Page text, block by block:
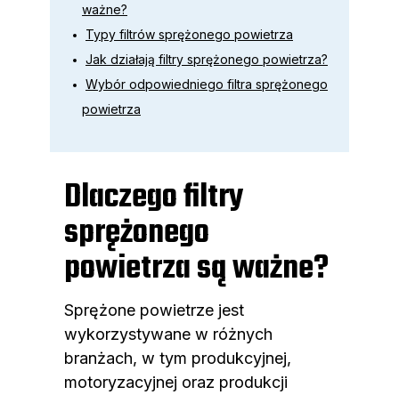
ważne?
Typy filtrów sprężonego powietrza
Jak działają filtry sprężonego powietrza?
Wybór odpowiedniego filtra sprężonego
powietrza
Dlaczego filtry
sprężonego
powietrza są ważne?
Sprężone powietrze jest
wykorzystywane w różnych
branżach, w tym produkcyjnej,
motoryzacyjnej oraz produkcji